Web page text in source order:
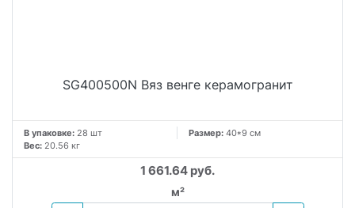
SG400500N Вяз венге керамогранит
В упаковке: 28 шт Размер: 40*9 см
Вес: 20.56 кг
1 661.64 руб.
м²